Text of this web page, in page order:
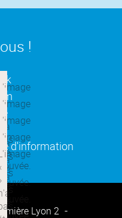
!
dans une
dans une
dans une
dans une
d'information
dans une
Lyon 2